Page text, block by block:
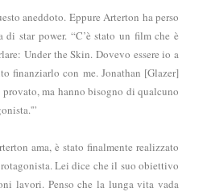
aneddoto. Eppure Arterton ha perso
di star power. “C’è stato un film che è
Under the Skin. Dovevo essere io a
finanziarlo con me. Jonathan [Glazer]
ma hanno bisogno di qualcuno
ama, è stato finalmente realizzato
Lei dice che il suo obiettivo
lavori. Penso che la lunga vita vada